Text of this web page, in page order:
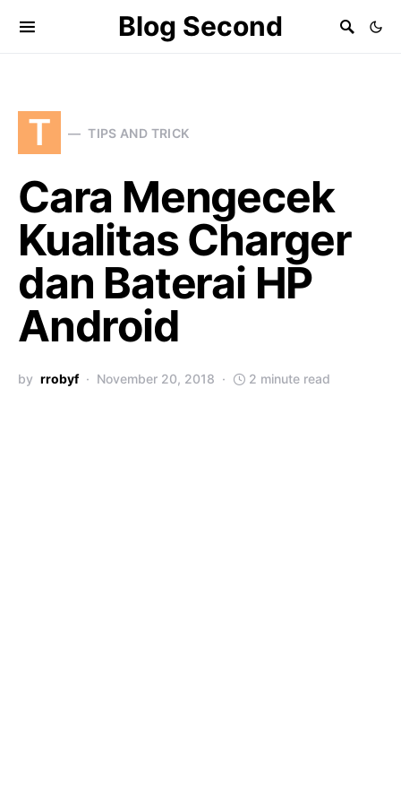
Blog Second
T TIPS AND TRICK
Cara Mengecek
Kualitas Charger
dan Baterai HP
Android
by rrobyf November 20, 2018 2 minute read